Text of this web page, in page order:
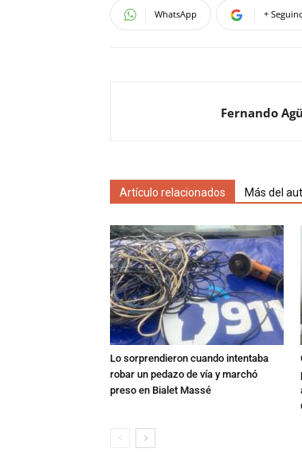
WhatsApp +
Fernando
Artículo relacionados Más del
Lo sorprendieron cuando intentaba
robar un pedazo de vía y marchó
preso en Bialet Massé